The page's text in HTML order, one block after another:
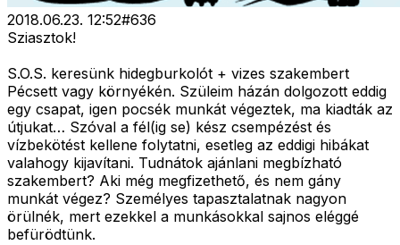
2018.06.23. 12:52#636
Sziasztok!
S.O.S. keresünk hidegburkolót + vizes szakembert
Pécsett vagy környékén. Szüleim házán dolgozott eddig
egy csapat, igen pocsék munkát végeztek, ma kiadták az
útjukat… Szóval a fél(ig se) kész csempézést és
vízbekötést kellene folytatni, esetleg az eddigi hibákat
valahogy kijavítani. Tudnátok ajánlani megbízható
szakembert? Aki még megfizethető, és nem gány
munkát végez? Személyes tapasztalatnak nagyon
örülnék, mert ezekkel a munkásokkal sajnos eléggé
befürödtünk.